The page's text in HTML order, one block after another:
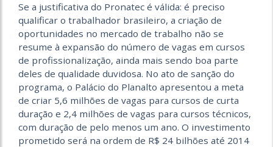
Se a justificativa do Pronatec é válida: é preciso
qualificar o trabalhador brasileiro, a criação de
oportunidades no mercado de trabalho não se
resume à expansão do número de vagas em cursos
de profissionalização, ainda mais sendo boa parte
deles de qualidade duvidosa. No ato de sanção do
programa, o Palácio do Planalto apresentou a meta
de criar 5,6 milhões de vagas para cursos de curta
duração e 2,4 milhões de vagas para cursos técnicos,
com duração de pelo menos um ano. O investimento
prometido será na ordem de R$ 24 bilhões até 2014